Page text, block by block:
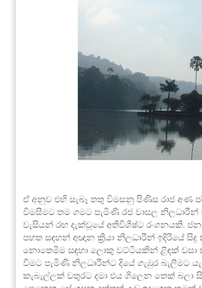
ඒ අනුව එහි සැබෑ තතු විමසනු පිණිස රාජ අණ
විමසීමට තම ගමට පැමිණි රජ වාසල නිලධාරීන්
වැසියන් රඟ දැක්වූයේ අතිවිශිෂ්ට රංගනයකි.
පහත සඳහන් අඥාන ක්‍රියා නිලධාරීන් ඉදිරියේ
නොතෙමීම සඳහා ලොකු වට්ටියකින් ළිඳක් වසා
වීමට පැමිණි නිලධාරීන්ට දියේ ගැඹුර බැලීමට
කැබැල්ලක් වතුරට දමා එය ගිලෙන තෙක් බලා